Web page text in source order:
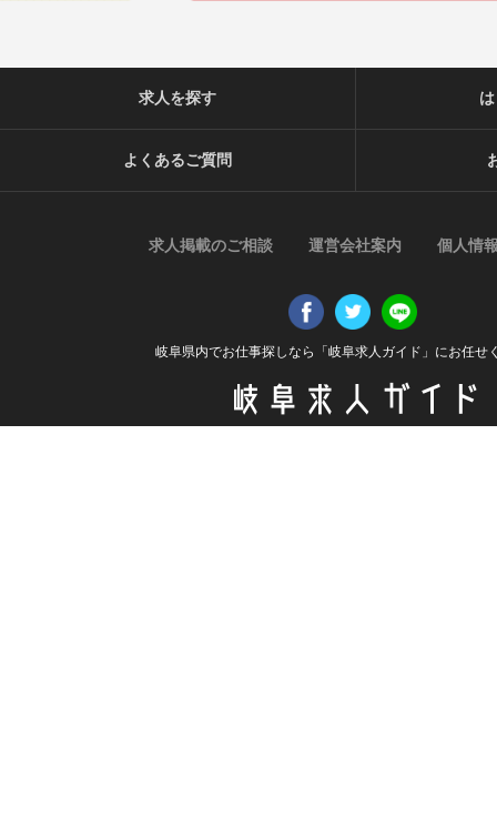
岐阜県内でお仕事探しなら「岐阜求人ガイド」にお任せ
求人を探す
よくあるご質問
求人掲載のご相談 運営会社案内 個人情